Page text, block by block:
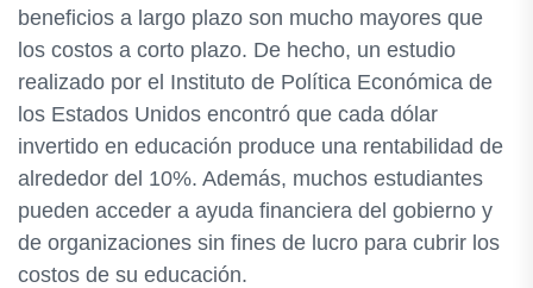
beneficios a largo plazo son mucho mayores que
los costos a corto plazo. De hecho, un estudio
realizado por el Instituto de Política Económica de
los Estados Unidos encontró que cada dólar
invertido en educación produce una rentabilidad de
alrededor del 10%. Además, muchos estudiantes
pueden acceder a ayuda financiera del gobierno y
de organizaciones sin fines de lucro para cubrir los
costos de su educación.